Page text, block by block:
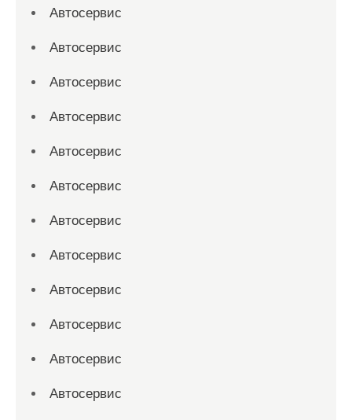
Автосервис
Автосервис
Автосервис
Автосервис
Автосервис
Автосервис
Автосервис
Автосервис
Автосервис
Автосервис
Автосервис
Автосервис